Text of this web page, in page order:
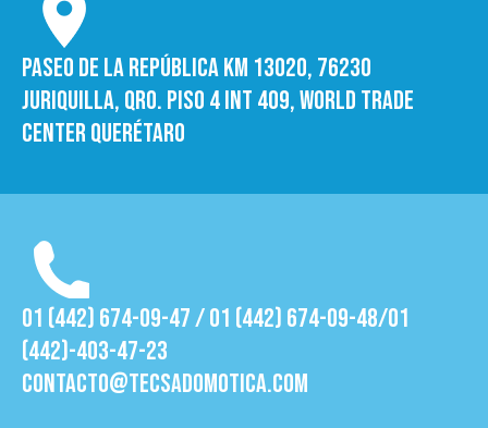
Paseo de la República Km 13020, 76230
Juriquilla, Qro. Piso 4 int 409, World trade
Center Querétaro
01 (442) 674-09-47 / 01 (442) 674-09-48/01
(442)-403-47-23
contacto@tecsadomotica.com